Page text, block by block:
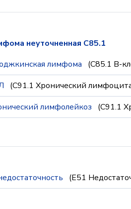
неуточненная C85.1
лимфома
(C85.1 B-
(C91.1 Хронический
лимфолейкоз
(C91.1
(E51